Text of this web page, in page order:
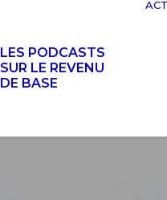
LES PODCASTS
SUR LE REVENU
DE BASE